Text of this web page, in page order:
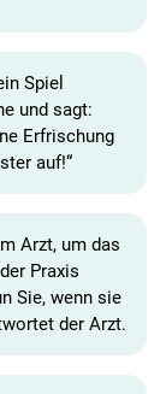
Spiel
und sagt:
Erfrischung
auf!“
Arzt, um das
Praxis
Sie, wenn sie
der Arzt.